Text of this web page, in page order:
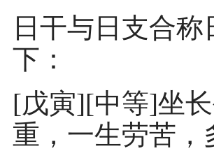
日干与日支合
下：
[戊寅][中等]坐
重，一生劳苦，